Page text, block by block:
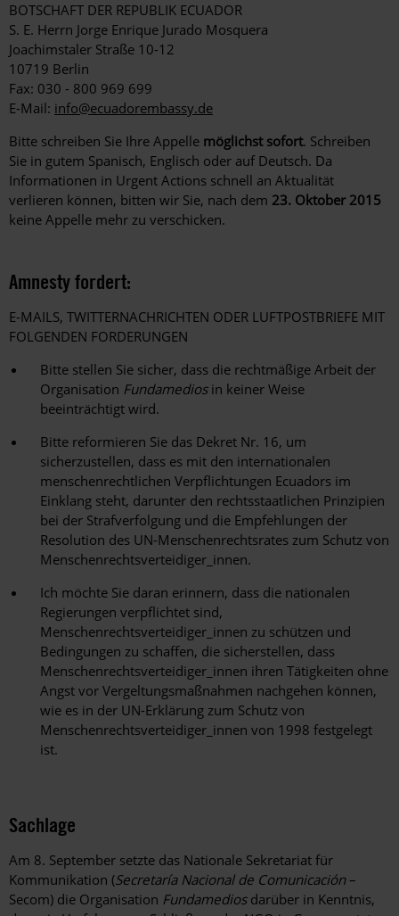
BOTSCHAFT DER REPUBLIK ECUADOR
S. E. Herrn Jorge Enrique Jurado Mosquera
Joachimstaler Straße 10-12
10719 Berlin
Fax: 030 - 800 969 699
E-Mail: info@ecuadorembassy.de
Bitte schreiben Sie Ihre Appelle möglichst sofort. Schreiben
Sie in gutem Spanisch, Englisch oder auf Deutsch. Da
Informationen in Urgent Actions schnell an Aktualität
verlieren können, bitten wir Sie, nach dem 23. Oktober 2015
keine Appelle mehr zu verschicken.
Amnesty fordert:
E-MAILS, TWITTERNACHRICHTEN ODER LUFTPOSTBRIEFE MIT
FOLGENDEN FORDERUNGEN
Bitte stellen Sie sicher, dass die rechtmäßige Arbeit der
Organisation Fundamediosin keiner Weise
beeinträchtigt wird.
Bitte reformieren Sie das Dekret Nr. 16, um
sicherzustellen, dass es mit den internationalen
menschenrechtlichen Verpflichtungen Ecuadors im
Einklang steht, darunter den rechtsstaatlichen Prinzipien
bei der Strafverfolgung und die Empfehlungen der
Resolution des UN-Menschenrechtsrates zum Schutz von
Menschenrechtsverteidiger_innen.
Ich möchte Sie daran erinnern, dass die nationalen
Regierungen verpflichtet sind,
Menschenrechtsverteidiger_innen zu schützen und
Bedingungen zu schaffen, die sicherstellen, dass
Menschenrechtsverteidiger_innen ihren Tätigkeiten ohne
Angst vor Vergeltungsmaßnahmen nachgehen können,
wie es in der UN-Erklärung zum Schutz von
Menschenrechtsverteidiger_innen von 1998 festgelegt
ist.
Sachlage
Am 8. September setzte das Nationale Sekretariat für
Kommunikation (Secretaría Nacional de Comunicación–
Secom) die Organisation Fundamediosdarüber in Kenntnis,